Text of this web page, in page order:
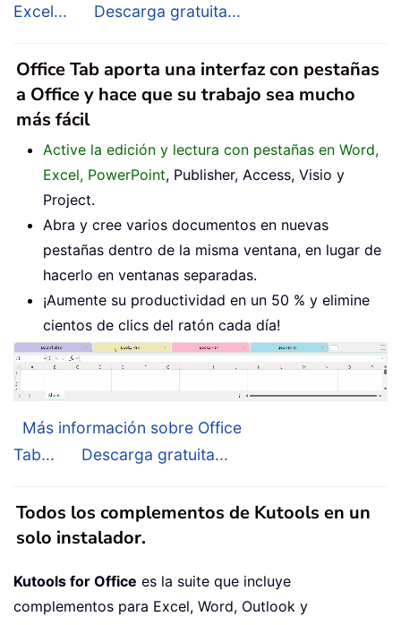
Excel...
Descarga gratuita...
Office Tab aporta una interfaz con pestañas
a Office y hace que su trabajo sea mucho
más fácil
Active la edición y lectura con pestañas en Word,
Excel, PowerPoint, Publisher, Access, Visio y
Project.
Abra y cree varios documentos en nuevas
pestañas dentro de la misma ventana, en lugar de
hacerlo en ventanas separadas.
¡Aumente su productividad en un 50 % y elimine
cientos de clics del ratón cada día!
Más información sobre Office
Tab...
Descarga gratuita...
Todos los complementos de Kutools en un
solo instalador.
Kutools for Office es la suite que incluye
complementos para Excel, Word, Outlook y